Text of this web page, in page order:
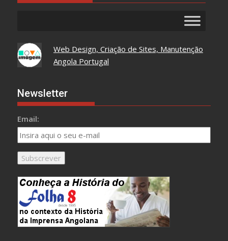
Web Design, Criação de Sites, Manutenção
Angola Portugal
Newsletter
Email: